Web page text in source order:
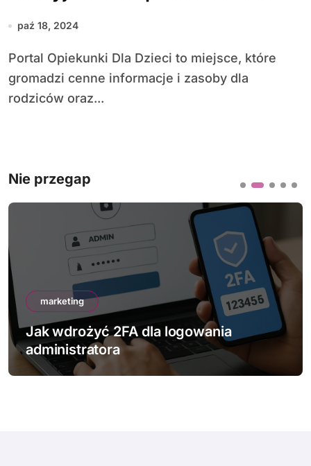
Dzieci
paź 18, 2024
Portal Opiekunki Dla Dzieci to miejsce, które
gromadzi cenne informacje i zasoby dla
rodziców oraz...
Nie przegap
marketing
Jak wdrożyć 2FA dla logowania
administratora